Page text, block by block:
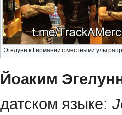
Эгелунн в Германии с местными
Йоаким
датском языке: